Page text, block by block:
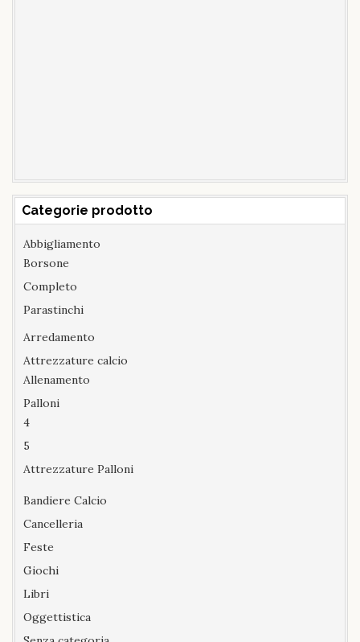
Categorie prodotto
Abbigliamento
Borsone
Completo
Parastinchi
Arredamento
Attrezzature calcio
Allenamento
Palloni
4
5
Attrezzature Palloni
Bandiere Calcio
Cancelleria
Feste
Giochi
Libri
Oggettistica